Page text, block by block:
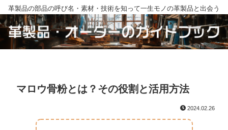
革製品の部品の呼び名・素材・技術を知って一生モノの革製品と出会う
マロウ骨粉とは？その役割と活用方法
2024.02.26